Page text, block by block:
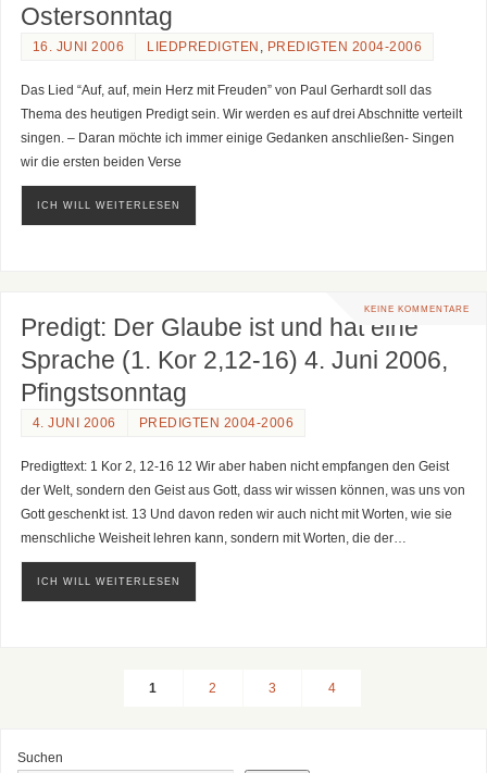
Ostersonntag
16. JUNI 2006 LIEDPREDIGTEN , PREDIGTEN 2004-2006
Das Lied “Auf, auf, mein Herz mit Freuden” von Paul Gerhardt soll das
Thema des heutigen Predigt sein. Wir werden es auf drei Abschnitte verteilt
singen. – Daran möchte ich immer einige Gedanken anschließen- Singen
wir die ersten beiden Verse
ICH WILL WEITERLESEN
KEINE KOMMENTARE
Predigt: Der Glaube ist und hat eine
Sprache (1. Kor 2,12-16) 4. Juni 2006,
Pfingstsonntag
4. JUNI 2006 PREDIGTEN 2004-2006
Predigttext: 1 Kor 2, 12-16 12 Wir aber haben nicht empfangen den Geist
der Welt, sondern den Geist aus Gott, dass wir wissen können, was uns von
Gott geschenkt ist. 13 Und davon reden wir auch nicht mit Worten, wie sie
menschliche Weisheit lehren kann, sondern mit Worten, die der…
ICH WILL WEITERLESEN
1 2 3 4
Suchen